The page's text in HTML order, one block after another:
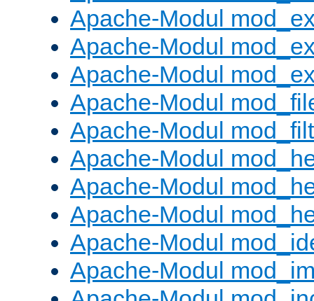
Apache-Modul
Apache-Modul
Apache-Modul
Apache-Modul
Apache-Modul
Apache-Modul
Apache-Modul
Apache-Modul
Apache-Modul
Apache-Modul